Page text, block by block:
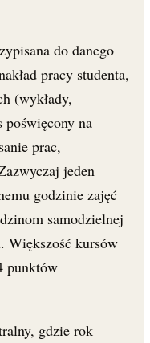
do danego
pracy studenta,
(wykłady,
poświęcony na
prac,
jeden
godzinie zajęć
samodzielnej
Większość kursów
punktów
gdzie rok